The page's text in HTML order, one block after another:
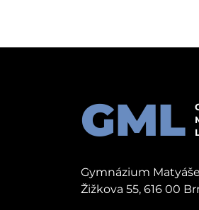
GML
Gymnázium
Žižkova 55, 616 00